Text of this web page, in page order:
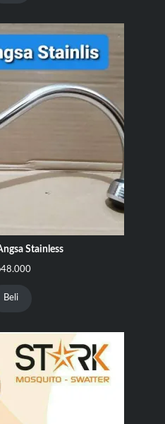
Stainless
48.000
Beli